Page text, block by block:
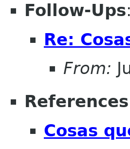
Follow-Ups:
Re:
From:
References
Cosas